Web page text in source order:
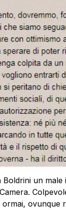
un
ovunque